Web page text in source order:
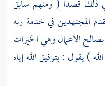
ذلك قصدا ( ومنهم سابق
المجتهدين في خدمة ربه
الأعمال وهي الخيرات
) يقول : بتوفيق الله إياه